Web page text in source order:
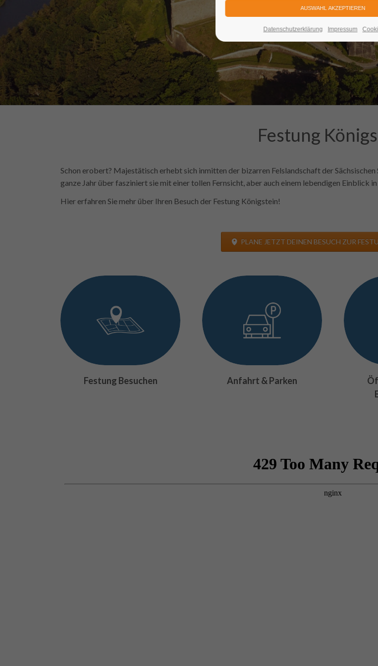
Datenschutzerklärung Impressum
Festung
Schon erobert? Majestätisch erhebt sich inmitten der bizarren Felslandschaft der
ganze Jahr über fasziniert sie mit einer tollen Fernsicht, aber auch einem lebendigen Einblick
Hier erfahren Sie mehr über Ihren Besuch der Festung Königstein!
PLANE JETZT DEINEN BESUCH ZUR
Festung Besuchen Anfahrt & Parken